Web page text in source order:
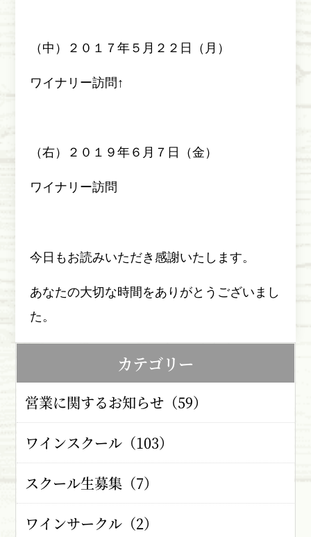
（中）２０１７年５月２２日（月）
ワイナリー訪問↑
（右）２０１９年６月７日（金）
ワイナリー訪問
今日もお読みいただき感謝いたします。
あなたの大切な時間をありがとうございまし
た。
カテゴリー
営業に関するお知らせ（59）
ワインスクール（103）
スクール生募集（7）
ワインサークル（2）